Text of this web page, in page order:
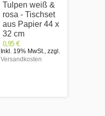
Tulpen weiß &
rosa - Tischset
aus Papier 44 x
32 cm
0,95 €
Inkl. 19% MwSt., zzgl.
Versandkosten